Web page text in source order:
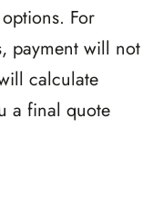
For
payment will not
calculate
a final quote